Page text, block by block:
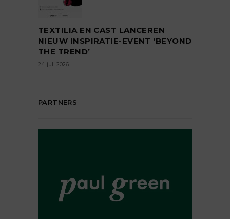
TEXTILIA EN CAST LANCEREN
NIEUW INSPIRATIE-EVENT ‘BEYOND
THE TREND’
24 juli 2026
PARTNERS